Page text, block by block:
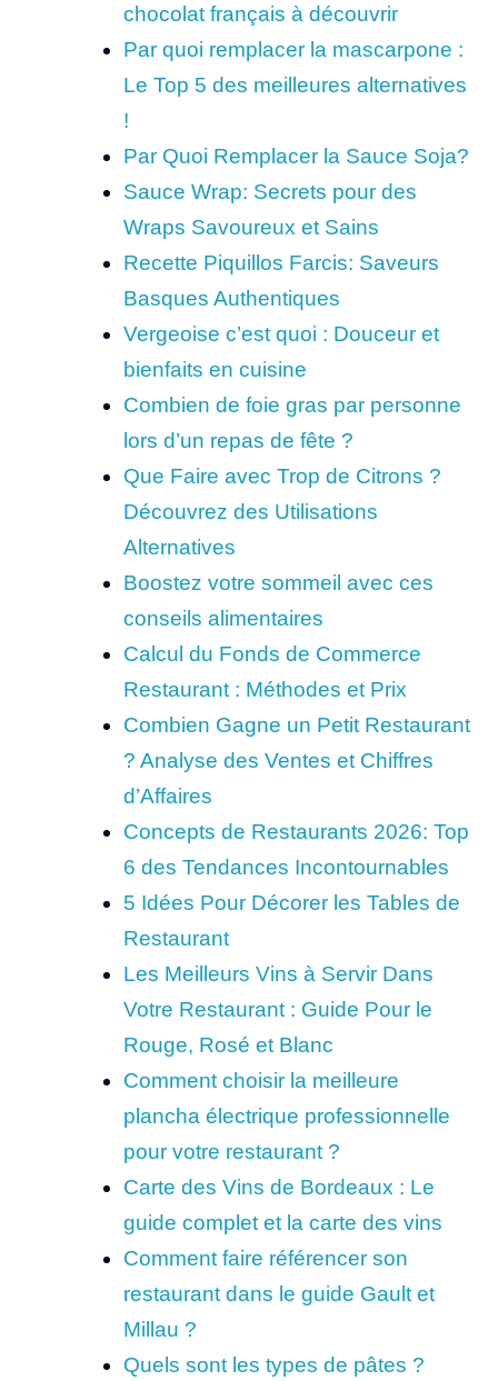
chocolat français à découvrir
Par quoi remplacer la mascarpone :
Le Top 5 des meilleures alternatives
!
Par Quoi Remplacer la Sauce Soja?
Sauce Wrap: Secrets pour des
Wraps Savoureux et Sains
Recette Piquillos Farcis: Saveurs
Basques Authentiques
Vergeoise c’est quoi : Douceur et
bienfaits en cuisine
Combien de foie gras par personne
lors d’un repas de fête ?
Que Faire avec Trop de Citrons ?
Découvrez des Utilisations
Alternatives
Boostez votre sommeil avec ces
conseils alimentaires
Calcul du Fonds de Commerce
Restaurant : Méthodes et Prix
Combien Gagne un Petit Restaurant
? Analyse des Ventes et Chiffres
d’Affaires
Concepts de Restaurants 2026: Top
6 des Tendances Incontournables
5 Idées Pour Décorer les Tables de
Restaurant
Les Meilleurs Vins à Servir Dans
Votre Restaurant : Guide Pour le
Rouge, Rosé et Blanc
Comment choisir la meilleure
plancha électrique professionnelle
pour votre restaurant ?
Carte des Vins de Bordeaux : Le
guide complet et la carte des vins
Comment faire référencer son
restaurant dans le guide Gault et
Millau ?
Quels sont les types de pâtes ?